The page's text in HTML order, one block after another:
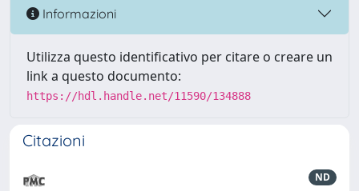
Informazioni
Utilizza questo identificativo per citare o creare un
link a questo documento:
https://hdl.handle.net/11590/134888
Citazioni
ND